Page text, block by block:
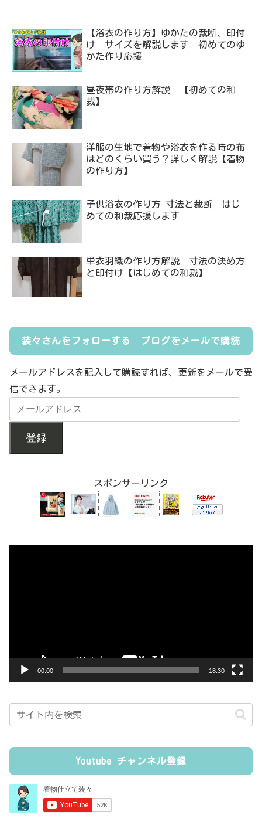
【浴衣の作り方】ゆかたの裁断、印付
け サイズを解説します 初めてのゆ
かた作り応援
昼夜帯の作り方解説 【初めての和
裁】
洋服の生地で着物や浴衣を作る時の布
はどのくらい買う？詳しく解説【着物
の作り方】
子供浴衣の作り方 寸法と裁断 はじ
めての和裁応援します
単衣羽織の作り方解説 寸法の決め方
と印付け【はじめての和裁】
装々さんをフォローする ブログをメールで購読
メールアドレスを記入して購読すれば、更新をメールで受
信できます。
登録
スポンサーリンク
00:00 18:30
Youtube チャンネル登録